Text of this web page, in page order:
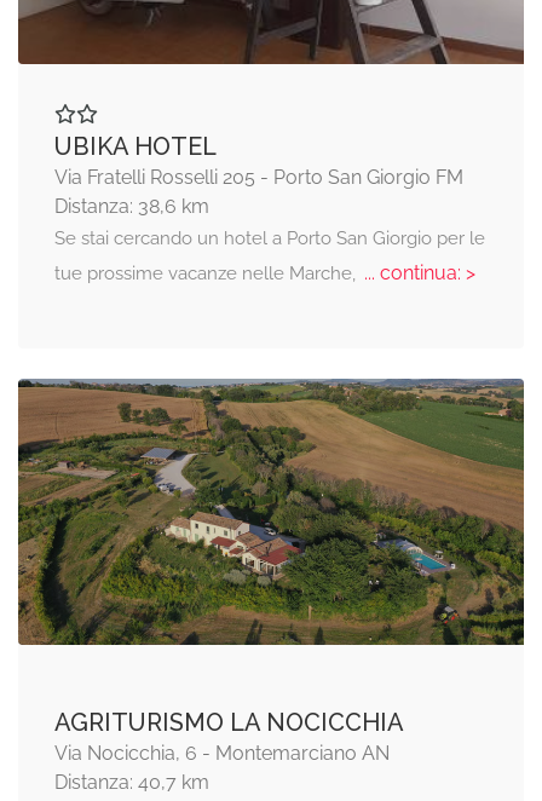
UBIKA HOTEL
Via Fratelli Rosselli 205 - Porto San Giorgio FM
Distanza: 38,6 km
Se stai cercando un hotel a Porto San Giorgio per le
tue prossime vacanze nelle Marche, ... continua: >
AGRITURISMO LA NOCICCHIA
Via Nocicchia, 6 - Montemarciano AN
Distanza: 40,7 km